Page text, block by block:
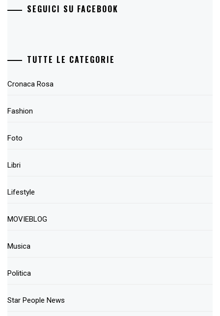
SEGUICI SU FACEBOOK
TUTTE LE CATEGORIE
Cronaca Rosa
Fashion
Foto
Libri
Lifestyle
MOVIEBLOG
Musica
Politica
Star People News